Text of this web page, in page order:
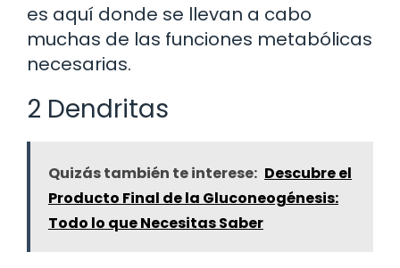
es aquí donde se llevan a cabo
muchas de las funciones metabólicas
necesarias.
2 Dendritas
Quizás también te interese: Descubre el
Producto Final de la Gluconeogénesis:
Todo lo que Necesitas Saber